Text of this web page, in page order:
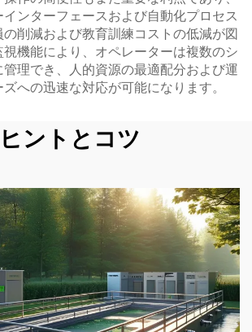
ンターフェースおよび自動化プロセス
削減および教育訓練コストの低減が図
視機能により、オペレーターは複数のシ
理でき、人的資源の最適配分および運
への迅速な対応が可能になります。
ヒントとコツ